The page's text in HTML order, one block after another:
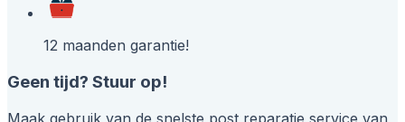
12 maanden garantie!
Geen tijd? Stuur op!
Maak gebruik van de snelste post reparatie service van